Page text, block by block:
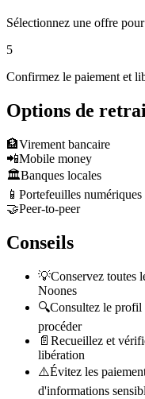
Sélectionnez une offre
5
Confirmez le paiement et
Options de
🏦Virement bancaire
📲Mobile money
🏛️Banques locales
📱 Portefeuilles numériques
🤝Peer-to-peer
Conseils
💡Conservez toutes
Noones
🔍Consultez le profil
procéder
📄 Recueillez et
libération
⚠️Évitez les
d'informations